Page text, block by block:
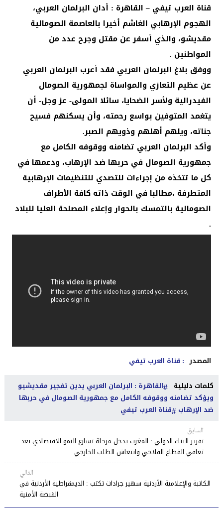
قناة العرب تيفي – القاهرة : أدان البرلمان العربي،
الهجوم الإرهابي الغاشم أخيرا بالعاصمة الصومالية
مقديشو، والذي أسفر عن مقتل وجرح عدد من
المواطنين .
ووفق بلاغ البرلمان العربي فقد أعرب البرلمان العربي
عن عظيم التعازي والمواساة لجمهورية الصومال
الفيدرالية ولأسر الضحايا، سائلا المولى- عز وجل- أن
يتغمد المتوفين بواسع رحمته، وأن يسكنهم فسيح
جناته، ويلهم أهلهم وذويهم الصبر.
وأكد البرلمان العربي تضامنه ووقوفه الكامل مع
جمهورية الصومال في حربها ضد الإرهاب، ودعمها في
كل ما تتخذه من إجراءات للتصدي للتنظيمات الإرهابية
المتطرفة ،مطالبا في الوقت ذاته كافة الأطراف
الصومالية بالتمسك بالحوار وإعلاء المصلحة العليا للبلاد
.
المصدر : قناة العرب تيفي
كلمات دليلية
القاهرة : البرلمان العربي يدين تفجير مقديشيو
ويؤكد تضامنه ووقوفه الكامل مع جمهورية الصومال في حربها
ضد الإرهاب قناة العرب تيفي
السابق
تقرير البنك الدولي : المغرب يدخل مرحلة تسارع النمو الاقتصادي بعد
تعافي القطاع الفلاحي وانتعاش الطلب الخارجي
التالي
الكاتبة والإعلامية الأردنية سهير جرادات تكتب : الديمقراطية الأردنية في
القبضة الأمنية